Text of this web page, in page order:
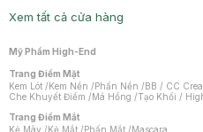
Xem tất cả cửa hàng
Mỹ Phẩm High-End
Trang Điểm Mặt
Kem Lót /Kem Nền /Phấn Nền /BB / CC
Che Khuyết Điểm /Má Hồng /Tạo Khối /
Trang Điểm Mắt
Kẻ Mày /Kẻ Mắt /Phấn Mắt /Mascara